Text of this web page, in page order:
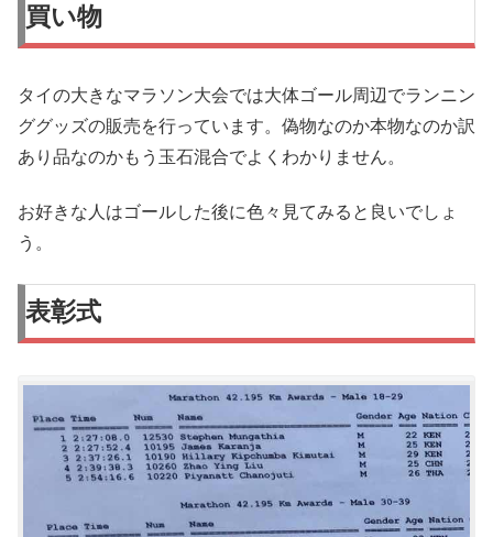
買い物
タイの大きなマラソン大会では大体ゴール周辺でランニン
ググッズの販売を行っています。偽物なのか本物なのか訳
あり品なのかもう玉石混合でよくわかりません。
お好きな人はゴールした後に色々見てみると良いでしょ
う。
表彰式